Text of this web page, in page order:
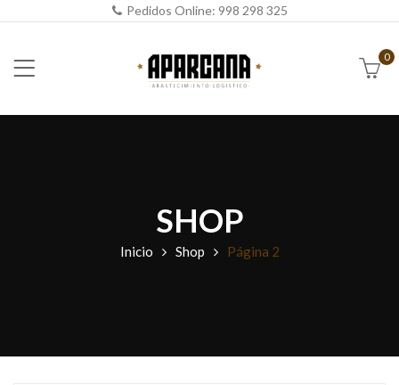
Pedidos Online: 998 298 325
0
SHOP
Inicio Shop Página 2